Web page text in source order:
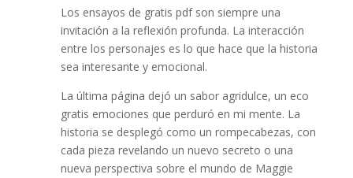
Los ensayos de gratis pdf son siempre una
invitación a la reflexión profunda. La interacción
entre los personajes es lo que hace que la historia
sea interesante y emocional.
La última página dejó un sabor agridulce, un eco
gratis emociones que perduró en mi mente. La
historia se desplegó como un rompecabezas, con
cada pieza revelando un nuevo secreto o una
nueva perspectiva sobre el mundo de Maggie